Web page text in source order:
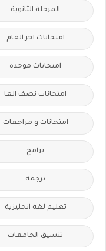
المرحلة الثانوية
امتحانات اخر العام
امتحانات موحدة
امتحانات نصف العا
امتحانات و مراجعات
برامج
ترجمة
تعليم لغة انجليزية
تنسيق الجامعات